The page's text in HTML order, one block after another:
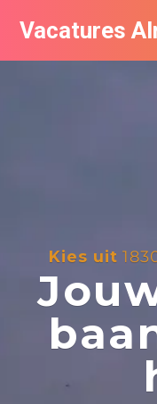
Vacatures
Kies uit
Vacatures per bedrijf